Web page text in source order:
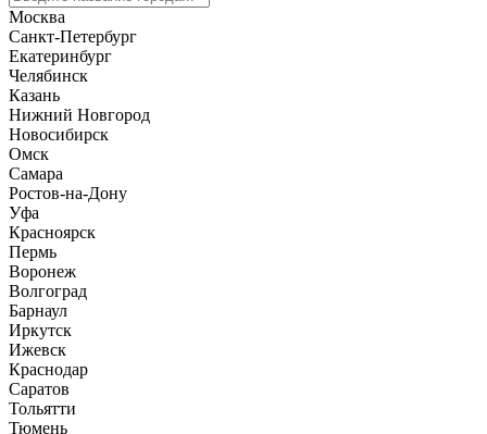
Москва
Санкт-Петербург
Екатеринбург
Челябинск
Казань
Нижний Новгород
Новосибирск
Омск
Самара
Ростов-на-Дону
Уфа
Красноярск
Пермь
Воронеж
Волгоград
Барнаул
Иркутск
Ижевск
Краснодар
Саратов
Тольятти
Тюмень